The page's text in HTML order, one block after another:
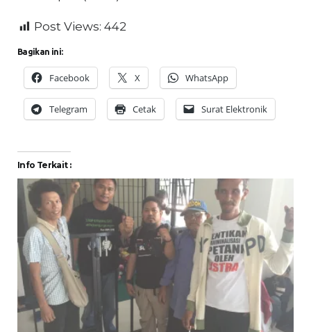
Post Views: 442
Bagikan ini:
Facebook X WhatsApp
Telegram Cetak Surat Elektronik
Info Terkait :